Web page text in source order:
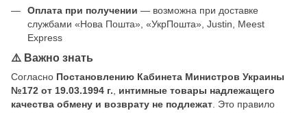
Оплата при получении — возможна при доставке
службами «Нова Пошта», «УкрПошта», Justin, Meest
Express
⚠️ Важно знать
Согласно Постановлению Кабинета Министров Украины
№172 от 19.03.1994 г.
интимные товары надлежащего
качества обмену и возврату не подлежат . Это правило